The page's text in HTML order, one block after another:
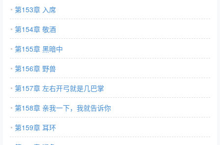
第153章 入席
第154章 敬酒
第155章 黑暗中
第156章 野兽
第157章 左右开弓就是几巴掌
第158章 亲我一下，我就告诉你
第159章 耳环